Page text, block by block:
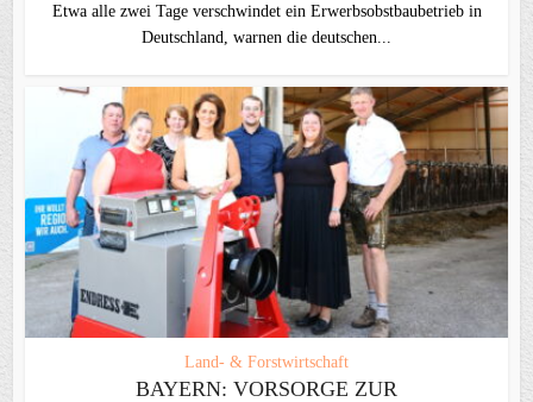
Etwa alle zwei Tage verschwindet ein Erwerbsobstbaubetrieb in
Deutschland, warnen die deutschen...
Land- & Forstwirtschaft
BAYERN: VORSORGE ZUR